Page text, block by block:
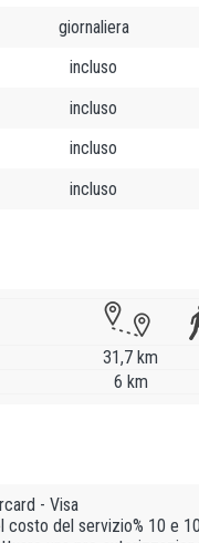
giornaliera
incluso
incluso
incluso
incluso
31,7 km
6 km
- Visa
del servizio% 10 e